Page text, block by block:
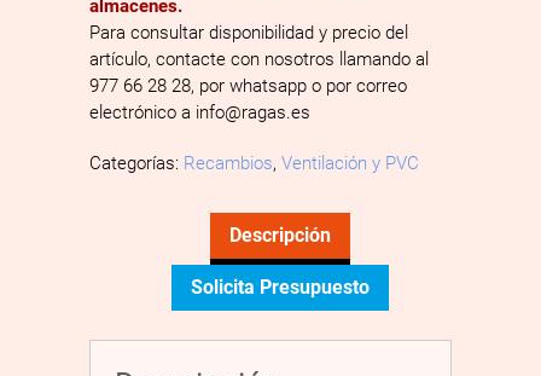
almacenes.
Para consultar disponibilidad y precio del
artículo, contacte con nosotros llamando al
977 66 28 28, por whatsapp o por correo
electrónico a info@ragas.es
Categorías: Recambios, Ventilación y PVC
Descripción
Solicita Presupuesto